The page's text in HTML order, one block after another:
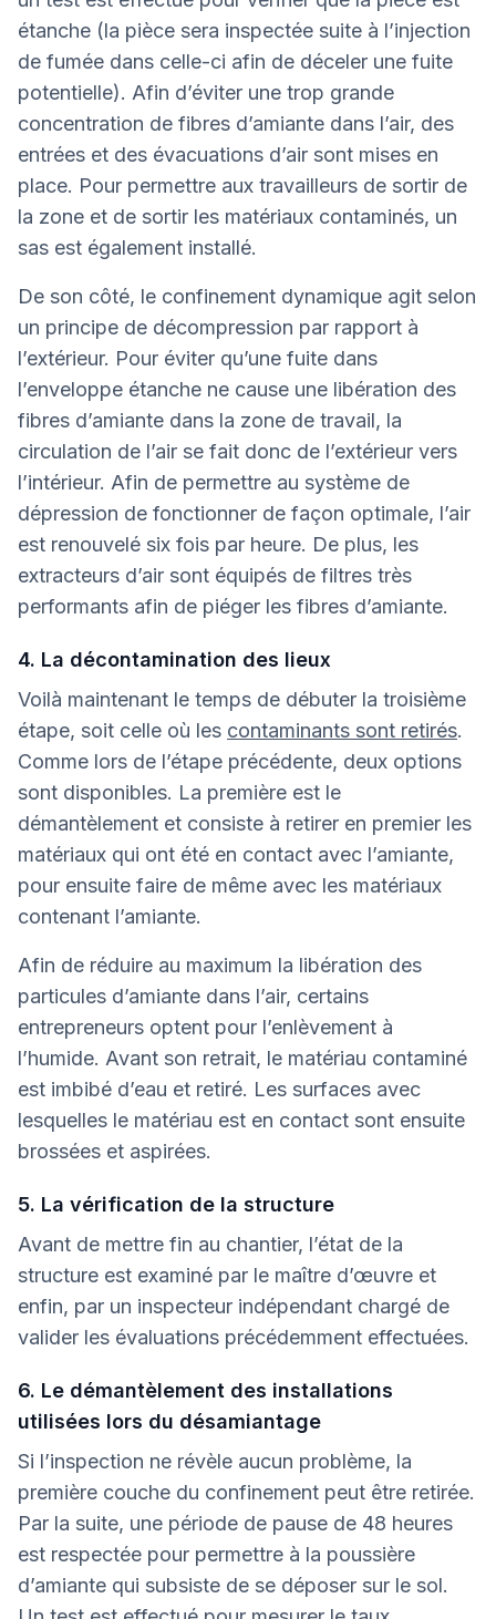
étanche (la pièce sera inspectée suite à l’injection
de fumée dans celle-ci afin de déceler une fuite
potentielle). Afin d’éviter une trop grande
concentration de fibres d’amiante dans l’air, des
entrées et des évacuations d’air sont mises en
place. Pour permettre aux travailleurs de sortir de
la zone et de sortir les matériaux contaminés, un
sas est également installé.
De son côté, le confinement dynamique agit selon
un principe de décompression par rapport à
l’extérieur. Pour éviter qu’une fuite dans
l’enveloppe étanche ne cause une libération des
fibres d’amiante dans la zone de travail, la
circulation de l’air se fait donc de l’extérieur vers
l’intérieur. Afin de permettre au système de
dépression de fonctionner de façon optimale, l’air
est renouvelé six fois par heure. De plus, les
extracteurs d’air sont équipés de filtres très
performants afin de piéger les fibres d’amiante.
4. La décontamination des lieux
Voilà maintenant le temps de débuter la troisième
étape, soit celle où les contaminants sont retirés.
Comme lors de l’étape précédente, deux options
sont disponibles. La première est le
démantèlement et consiste à retirer en premier les
matériaux qui ont été en contact avec l’amiante,
pour ensuite faire de même avec les matériaux
contenant l’amiante.
Afin de réduire au maximum la libération des
particules d’amiante dans l’air, certains
entrepreneurs optent pour l’enlèvement à
l’humide. Avant son retrait, le matériau contaminé
est imbibé d’eau et retiré. Les surfaces avec
lesquelles le matériau est en contact sont ensuite
brossées et aspirées.
5. La vérification de la structure
Avant de mettre fin au chantier, l’état de la
structure est examiné par le maître d’œuvre et
enfin, par un inspecteur indépendant chargé de
valider les évaluations précédemment effectuées.
6. Le démantèlement des installations
utilisées lors du désamiantage
Si l’inspection ne révèle aucun problème, la
première couche du confinement peut être retirée.
Par la suite, une période de pause de 48 heures
est respectée pour permettre à la poussière
d’amiante qui subsiste de se déposer sur le sol.